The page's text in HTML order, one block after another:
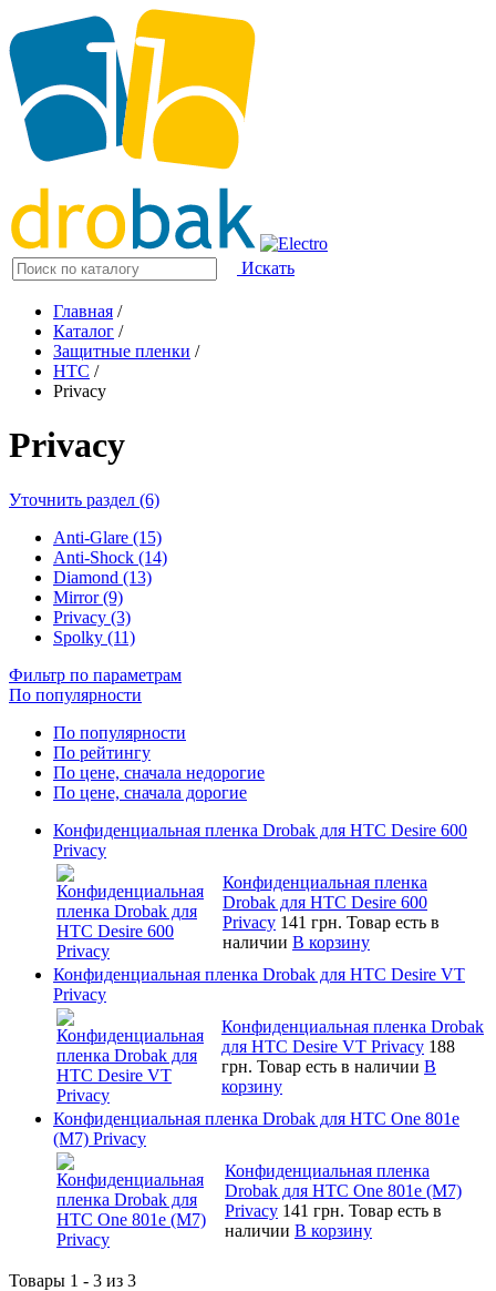
Искать
Главная /
Каталог /
Защитные пленки /
HTC /
Privacy
Privacy
Уточнить раздел (6)
Anti-Glare (15)
Anti-Shock (14)
Diamond (13)
Mirror (9)
Privacy (3)
Spolky (11)
Фильтр по параметрам
По популярности
По популярности
По рейтингу
По цене, сначала недорогие
По цене, сначала дорогие
Конфиденциальная пленка Drobak для HTC Desire 600
Privacy
Конфиденциальная пленка
Drobak для HTC Desire 600
Privacy 141 грн. Товар есть в
наличии В корзину
Конфиденциальная пленка Drobak для HTC Desire VT
Privacy
Конфиденциальная пленка Drobak
для HTC Desire VT Privacy 188
грн. Товар есть в наличии В
корзину
Конфиденциальная пленка Drobak для HTC One 801e
(M7) Privacy
Конфиденциальная пленка
Drobak для HTC One 801e (M7)
Privacy 141 грн. Товар есть в
наличии В корзину
Товары 1 - 3 из 3